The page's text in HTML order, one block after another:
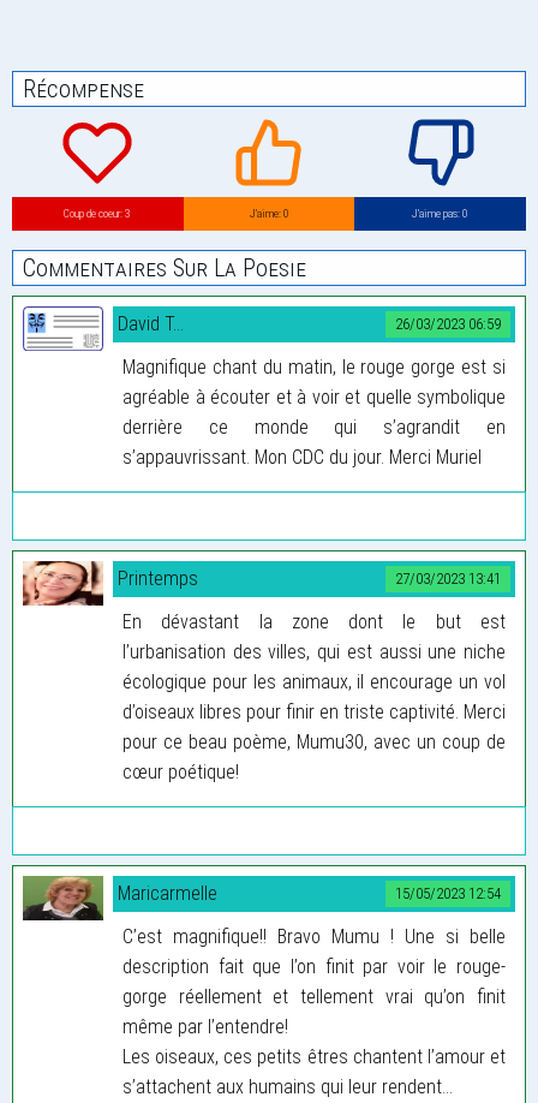
Récompense
Coup de coeur: 3 J’aime: 0 J’aime pas: 0
Commentaires Sur La Poesie
26/03/2023 06:59
David T...
Magnifique chant du matin, le rouge gorge est si
agréable à écouter et à voir et quelle symbolique
derrière ce monde qui s’agrandit en
s’appauvrissant. Mon CDC du jour. Merci Muriel
27/03/2023 13:41
Printemps
En dévastant la zone dont le but est
l’urbanisation des villes, qui est aussi une niche
écologique pour les animaux, il encourage un vol
d’oiseaux libres pour finir en triste captivité. Merci
pour ce beau poème, Mumu30, avec un coup de
cœur poétique!
15/05/2023 12:54
Maricarmelle
C’est magnifique!! Bravo Mumu ! Une si belle
description fait que l’on finit par voir le rouge-
gorge réellement et tellement vrai qu’on finit
même par l’entendre!
Les oiseaux, ces petits êtres chantent l’amour et
s’attachent aux humains qui leur rendent...